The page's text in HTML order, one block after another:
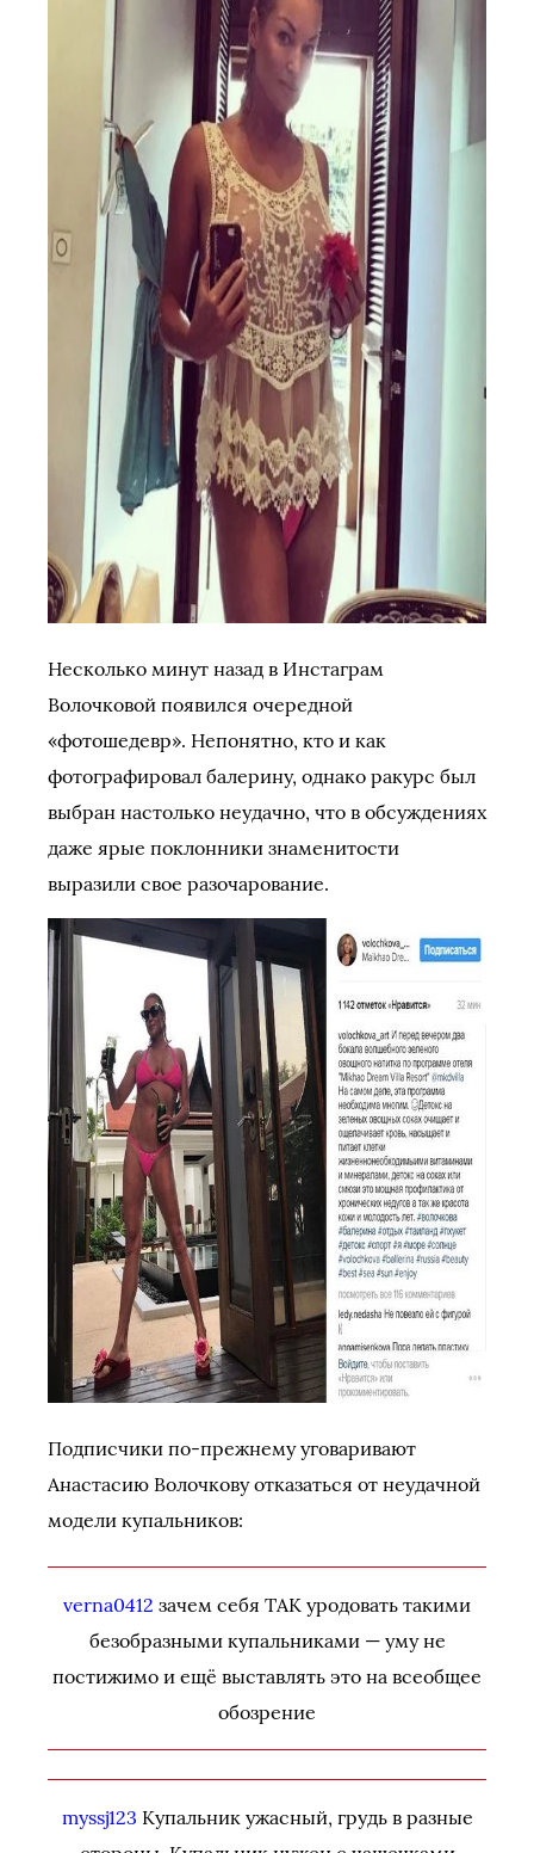
Несколько минут назад в Инстаграм
Волочковой появился очередной
«фотошедевр». Непонятно, кто и как
фотографировал балерину, однако ракурс был
выбран настолько неудачно, что в обсуждениях
даже ярые поклонники знаменитости
выразили свое разочарование.
Подписчики по-прежнему уговаривают
Анастасию Волочкову отказаться от неудачной
модели купальников:
verna0412 зачем себя ТАК уродовать такими
безобразными купальниками — уму не
постижимо и ещё выставлять это на всеобщее
обозрение
myssj123 Купальник ужасный, грудь в разные